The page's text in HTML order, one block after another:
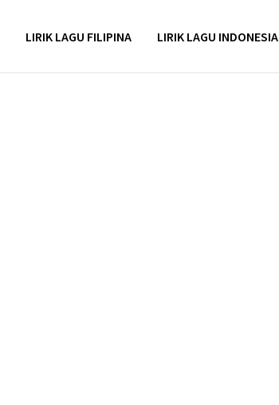
LIRIK LAGU FILIPINA LIRIK LAGU INDONESIA